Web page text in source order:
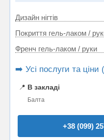
Дизайн нігтів
Покриття гель-лаком /
Френч гель-лаком / руки
➡️ Усі послуги та ціни
📍 В закладі
Балта
+38 (099)